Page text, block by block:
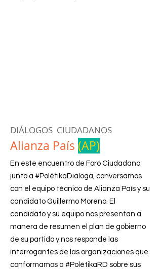
DIÁLOGOS CIUDADANOS
Alianza País (AP)
En este encuentro de Foro Ciudadano
junto a #PolétikaDialoga, conversamos
con el equipo técnico de Alianza País y su
candidato Guillermo Moreno. El
candidato y su equipo nos presentan a
manera de resumen el plan de gobierno
de su partido y nos responde las
interrogantes de las organizaciones que
conformamos a #PolétikaRD sobre sus